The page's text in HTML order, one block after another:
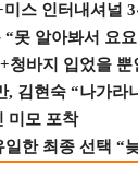
미스 인터내셔널
못 알아봐서 요
청바지 입었을
김현숙 “나가라
미모 포착
한 최종 선택 “